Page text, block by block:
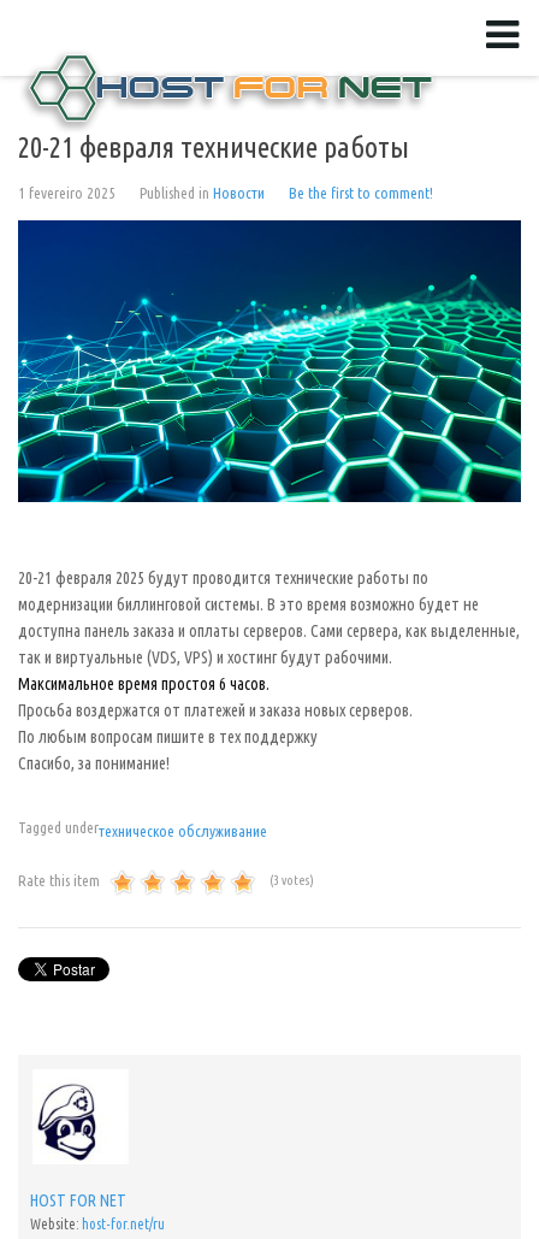
20-21 февраля технические работы
1 fevereiro 2025 Published in Новости Be the first to comment!
20-21 февраля 2025 будут проводится технические работы по
модернизации биллинговой системы. В это время возможно будет не
доступна панель заказа и оплаты серверов. Сами сервера, как выделенные,
так и виртуальные (VDS, VPS) и хостинг будут рабочими.
Максимальное время простоя 6 часов.
Просьба воздержатся от платежей и заказа новых серверов.
По любым вопросам пишите в тех поддержку
Спасибо, за понимание!
Tagged underтехническое обслуживание
Rate this item (3 votes)
HOST FOR NET
Website: host-for.net/ru